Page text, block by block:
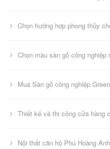
Chọn hướng hợp phong thủy
Chọn màu sàn gỗ công nghiệp
Mua Sàn gỗ công nghiệp
Thiết kế và thi công cửa hàng
Nội thất căn hộ Phú Hoàng